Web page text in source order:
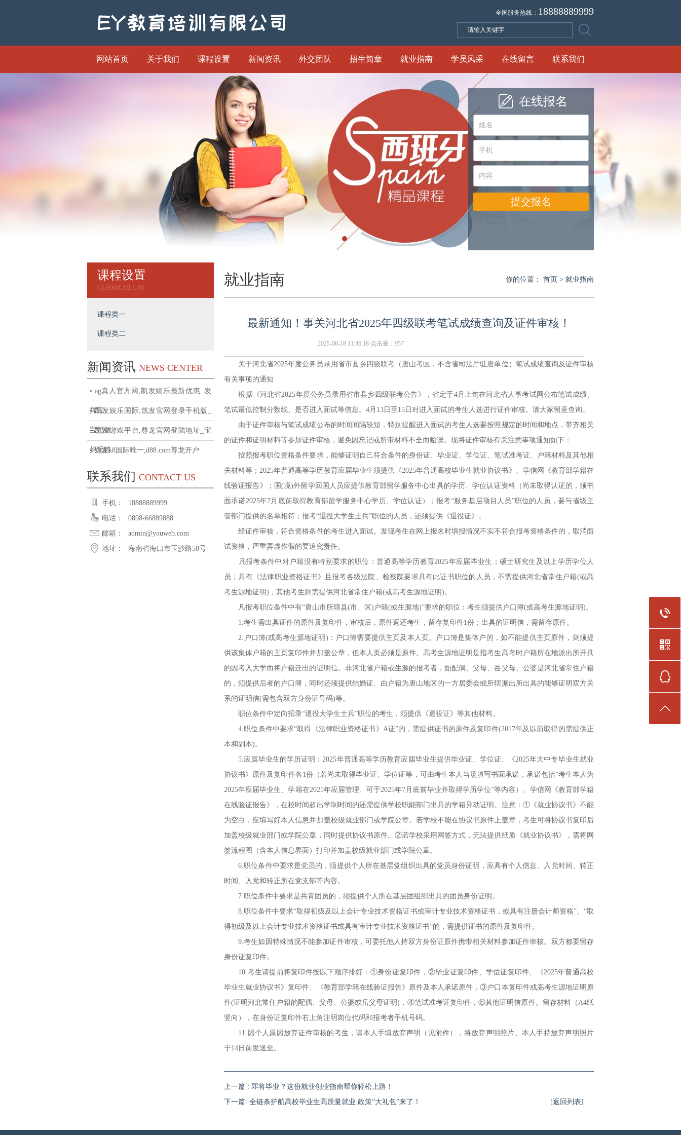
全国服务热线： 18888889999
网站首页 关于我们 课程设置 新闻资讯 外交团队 招生简章 就业指南 学员风采 在线留言 联系我们
在线报名
课程设置
CURRICULUM
课程类一
课程类二
新闻资讯 NEWS CENTER
• ag真人官方网,凯发娱乐最新优惠_发
挥宝
• 凯发娱乐国际,凯发官网登录手机版_
宝妈做
• 凯发游戏平台,尊龙官网登陆地址_宝
妈玩转
• 凯发k8国际唯一,d88.com尊龙开户
联系我们 CONTACT US
手机：
18888889999
电话：
0898-66889888
邮箱：
admin@youweb.com
地址：
海南省海口市玉沙路58号
就业指南 你的位置： 首页 > 就业指南
最新通知！事关河北省2025年四级联考笔试成绩查询及证件审核！
2025-06-18 11:36:18 点击量： 957
关于河北省2025年度公务员录用省市县乡四级联考（唐山考区，不含省司法厅驻唐单位）笔试成绩查询及证件审核
有关事项的通知
根据《河北省2025年度公务员录用省市县乡四级联考公告》，省定于4月上旬在河北省人事考试网公布笔试成绩、
笔试最低控制分数线、是否进入面试等信息。4月13日至15日对进入面试的考生人选进行证件审核。请大家留意查询。
由于证件审核与笔试成绩公布的时间间隔较短，特别提醒进入面试的考生人选要按照规定的时间和地点，带齐相关
的证件和证明材料等参加证件审核，避免因忘记或所带材料不全而贻误。现将证件审核有关注意事项通知如下：
按照报考职位资格条件要求，能够证明自己符合条件的身份证、毕业证、学位证、笔试准考证、户籍材料及其他相
关材料等；2025年普通高等学历教育应届毕业生须提供《2025年普通高校毕业生就业协议书》、学信网《教育部学籍在
线验证报告》；国(境)外留学回国人员应提供教育部留学服务中心出具的学历、学位认证资料（尚未取得认证的，须书
面承诺2025年7月底前取得教育部留学服务中心学历、学位认证）；报考“服务基层项目人员”职位的人员，要与省级主
管部门提供的名单相符；报考“退役大学生士兵”职位的人员，还须提供《退役证》。
经证件审核，符合资格条件的考生进入面试。发现考生在网上报名时填报情况不实不符合报考资格条件的，取消面
试资格，严重弄虚作假的要追究责任。
凡报考条件中对户籍没有特别要求的职位：普通高等学历教育2025年应届毕业生；硕士研究生及以上学历学位人
员；具有《法律职业资格证书》且报考各级法院、检察院要求具有此证书职位的人员，不需提供河北省常住户籍(或高
考生源地证明)，其他考生则需提供河北省常住户籍(或高考生源地证明)。
凡报考职位条件中有“唐山市所辖县(市、区)户籍(或生源地)”要求的职位：考生须提供户口簿(或高考生源地证明)。
1.考生需出具证件的原件及复印件，审核后，原件返还考生，留存复印件1份；出具的证明信，需留存原件。
2.户口簿(或高考生源地证明)：户口簿需要提供主页及本人页。户口簿是集体户的，如不能提供主页原件，则须提
供该集体户籍的主页复印件并加盖公章，但本人页必须是原件。高考生源地证明是指考生高考时户籍所在地派出所开具
的因考入大学而将户籍迁出的证明信。非河北省户籍或生源的报考者，如配偶、父母、岳父母、公婆是河北省常住户籍
的，须提供后者的户口簿，同时还须提供结婚证、由户籍为唐山地区的一方居委会或所辖派出所出具的能够证明双方关
系的证明信(需包含双方身份证号码)等。
职位条件中定向招录“退役大学生士兵”职位的考生，须提供《退役证》等其他材料。
4.职位条件中要求“取得《法律职业资格证书》A证”的，需提供证书的原件及复印件(2017年及以前取得的需提供正
本和副本)。
5.应届毕业生的学历证明：2025年普通高等学历教育应届毕业生提供毕业证、学位证、《2025年大中专毕业生就业
协议书》原件及复印件各1份（若尚未取得毕业证、学位证等，可由考生本人当场填写书面承诺，承诺包括“考生本人为
2025年应届毕业生、学籍在2025年应届管理、可于2025年7月底前毕业并取得学历学位”等内容）、学信网《教育部学籍
在线验证报告》，在校时间超出学制时间的还需提供学校职能部门出具的学籍异动证明。注意：①《就业协议书》不能
为空白，应填写好本人信息并加盖校级就业部门或学院公章。若学校不能在协议书原件上盖章，考生可将协议书复印后
加盖校级就业部门或学院公章，同时提供协议书原件。②若学校采用网签方式，无法提供纸质《就业协议书》，需将网
签流程图（含本人信息界面）打印并加盖校级就业部门或学院公章。
6.职位条件中要求是党员的，须提供个人所在基层党组织出具的党员身份证明，应具有个人信息、入党时间、转正
时间、入党和转正所在党支部等内容。
7.职位条件中要求是共青团员的，须提供个人所在基层团组织出具的团员身份证明。
8.职位条件中要求“取得初级及以上会计专业技术资格证书或审计专业技术资格证书，或具有注册会计师资格”、“取
得初级及以上会计专业技术资格证书或具有审计专业技术资格证书”的，需提供证书的原件及复印件。
9.考生如因特殊情况不能参加证件审核，可委托他人持双方身份证原件携带相关材料参加证件审核。双方都要留存
身份证复印件。
10.考生请提前将复印件按以下顺序排好：①身份证复印件，②毕业证复印件、学位证复印件、《2025年普通高校
毕业生就业协议书》复印件、《教育部学籍在线验证报告》原件及本人承诺原件，③户口本复印件或高考生源地证明原
件(证明河北常住户籍的配偶、父母、公婆或岳父母证明)，④笔试准考证复印件，⑤其他证明信原件。留存材料（A4纸
竖向），在身份证复印件右上角注明岗位代码和报考者手机号码。
11.因个人原因放弃证件审核的考生，请本人手填放弃声明（见附件），将放弃声明照片、本人手持放弃声明照片
于14日前发送至。
上一篇 : 即将毕业？这份就业创业指南帮你轻松上路！
下一篇: 全链条护航高校毕业生高质量就业 政策“大礼包”来了！
[返回列表]